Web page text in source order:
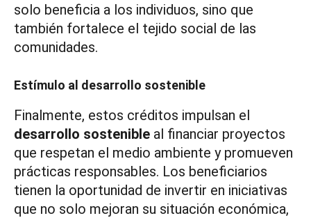
solo beneficia a los individuos, sino que
también fortalece el tejido social de las
comunidades.
Estímulo al desarrollo sostenible
Finalmente, estos créditos impulsan el
desarrollo sostenible al financiar proyectos
que respetan el medio ambiente y promueven
prácticas responsables. Los beneficiarios
tienen la oportunidad de invertir en iniciativas
que no solo mejoran su situación económica,